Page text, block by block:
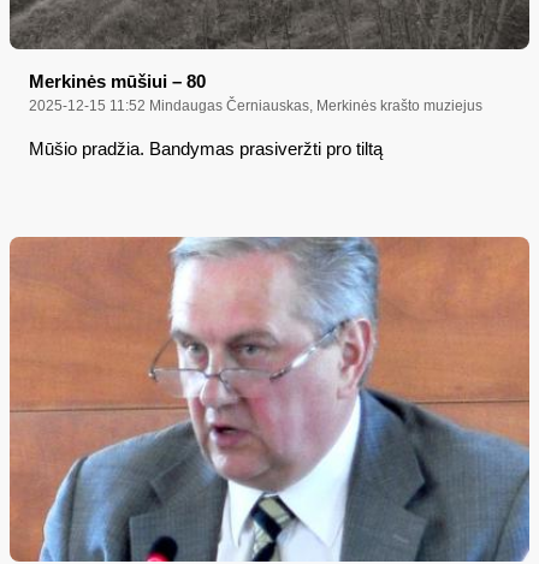
Merkinės mūšiui – 80
2025-12-15 11:52 Mindaugas Černiauskas, Merkinės krašto muziejus
Mūšio pradžia. Bandymas prasiveržti pro tiltą